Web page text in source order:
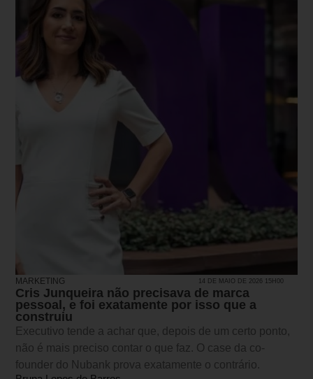
MARKETING 14 DE MAIO DE 2026 15H00
Cris Junqueira não precisava de marca
pessoal, e foi exatamente por isso que a
construiu
Executivo tende a achar que, depois de um certo ponto,
não é mais preciso contar o que faz. O case da co-
founder do Nubank prova exatamente o contrário.